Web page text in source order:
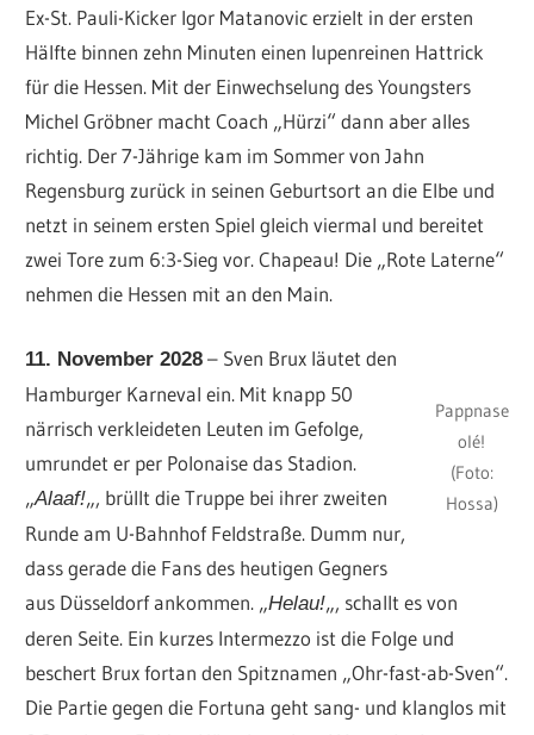
Ex-St. Pauli-Kicker Igor Matanovic erzielt in der ersten
Hälfte binnen zehn Minuten einen lupenreinen Hattrick
für die Hessen. Mit der Einwechselung des Youngsters
Michel Gröbner macht Coach „Hürzi“ dann aber alles
richtig. Der 7-Jährige kam im Sommer von Jahn
Regensburg zurück in seinen Geburtsort an die Elbe und
netzt in seinem ersten Spiel gleich viermal und bereitet
zwei Tore zum 6:3-Sieg vor. Chapeau! Die „Rote Laterne“
nehmen die Hessen mit an den Main.
Pappnase
olé!
(Foto:
Hossa)
11. November 2028 – Sven Brux läutet den
Hamburger Karneval ein. Mit knapp 50
närrisch verkleideten Leuten im Gefolge,
umrundet er per Polonaise das Stadion.
„Alaaf!„, brüllt die Truppe bei ihrer zweiten
Runde am U-Bahnhof Feldstraße. Dumm nur,
dass gerade die Fans des heutigen Gegners
aus Düsseldorf ankommen. „Helau!„, schallt es von
deren Seite. Ein kurzes Intermezzo ist die Folge und
beschert Brux fortan den Spitznamen „Ohr-fast-ab-Sven“.
Die Partie gegen die Fortuna geht sang- und klanglos mit